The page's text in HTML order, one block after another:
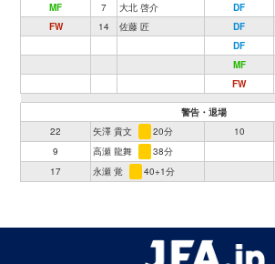
MF
7 大北 啓介 DF
FW
14 佐藤 匠 DF
DF
MF
FW
警告・退場
22
矢澤 貴文 20分 10
9
高瀬 龍舞
38分
17
永瀬 覚 40+1分